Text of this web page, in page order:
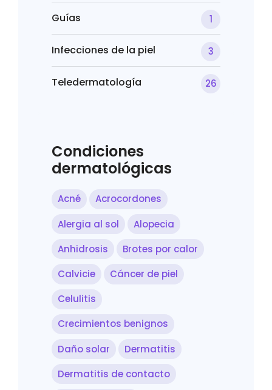
Guías 1
Infecciones de la piel 3
Teledermatología 26
Condiciones
dermatológicas
Acné
Acrocordones
Alergia al sol
Alopecia
Anhidrosis
Brotes por calor
Calvicie
Cáncer de piel
Celulitis
Crecimientos benignos
Daño solar
Dermatitis
Dermatitis de contacto